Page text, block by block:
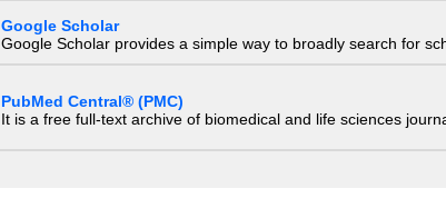
Google Scholar
Google Scholar provides a simple way to broadly search for
PubMed Central® (PMC)
It is a free full-text archive of biomedical and life sciences